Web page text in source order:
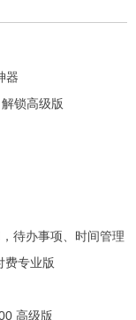
器
锁高级版
待办事项、时间管理
费专业版
高级版